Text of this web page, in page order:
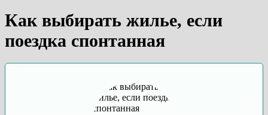
Как выбирать жилье, если
поездка спонтанная